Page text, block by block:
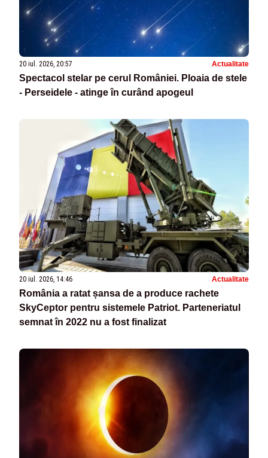
20 iul. 2026, 20:57 Actualitate
Spectacol stelar pe cerul României. Ploaia de stele
- Perseidele - atinge în curând apogeul
20 iul. 2026, 14:46 Actualitate
România a ratat șansa de a produce rachete
SkyCeptor pentru sistemele Patriot. Parteneriatul
semnat în 2022 nu a fost finalizat